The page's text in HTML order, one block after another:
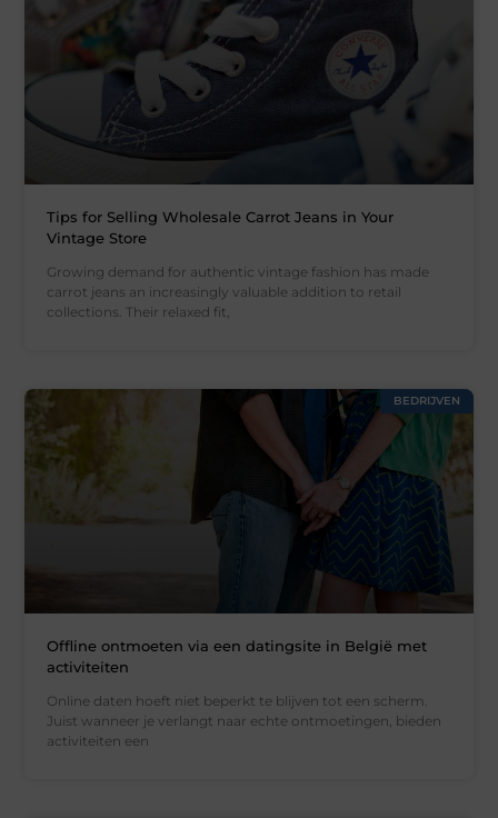
Tips for Selling Wholesale Carrot Jeans in Your
Vintage Store
Growing demand for authentic vintage fashion has made
carrot jeans an increasingly valuable addition to retail
collections. Their relaxed fit,
BEDRIJVEN
Offline ontmoeten via een datingsite in België met
activiteiten
Online daten hoeft niet beperkt te blijven tot een scherm.
Juist wanneer je verlangt naar echte ontmoetingen, bieden
activiteiten een